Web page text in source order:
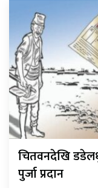
चितवनदेखि
पुर्जा प्रदान